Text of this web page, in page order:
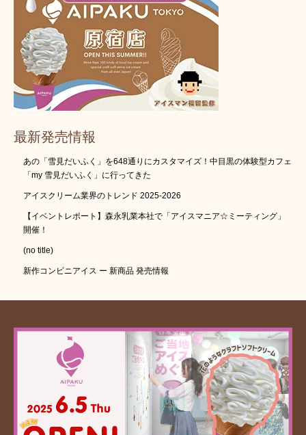
最新発売情報
あの「雪見だいふく」を648通りにカスタマイズ！中目黒の体験型カフェ
「my 雪見だいふく」に行ってきた
アイスクリーム業界のトレンド 2025-2026
【イベントレポート】森永乳業本社で「アイスマニア☆ミーティング」
開催！
(no title)
新作コンビニアイス ー 新商品 発売情報